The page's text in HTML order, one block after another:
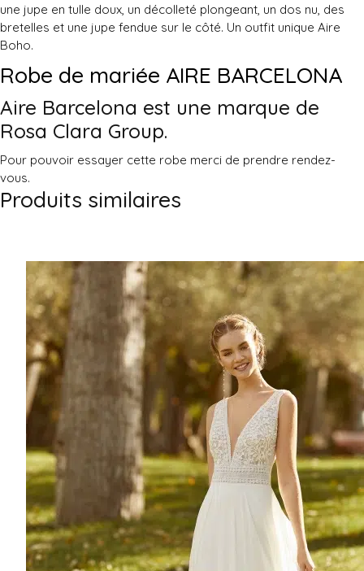
une jupe en tulle doux, un décolleté plongeant, un dos nu, des
bretelles et une jupe fendue sur le côté. Un outfit unique Aire
Boho.
Robe de mariée AIRE BARCELONA
Aire Barcelona est une marque de
Rosa Clara Group.
Pour pouvoir essayer cette robe merci de prendre rendez-
vous.
Produits similaires